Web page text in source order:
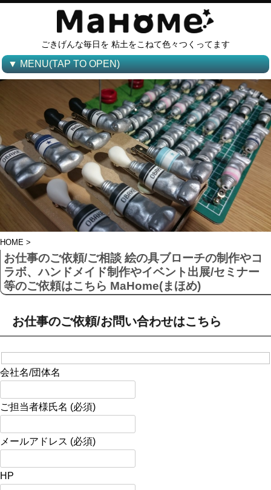
ごきげんな毎日を 粘土をこねて色々つくってます
▼ MENU(TAP TO OPEN)
HOME >
お仕事のご依頼/ご相談 絵の具ブローチの制作やコ
ラボ、ハンドメイド制作やイベント出展/セミナー
等のご依頼はこちら MaHome(まほめ)
お仕事のご依頼/お問い合わせはこちら
会社名/団体名
ご担当者様氏名 (必須)
メールアドレス (必須)
HP